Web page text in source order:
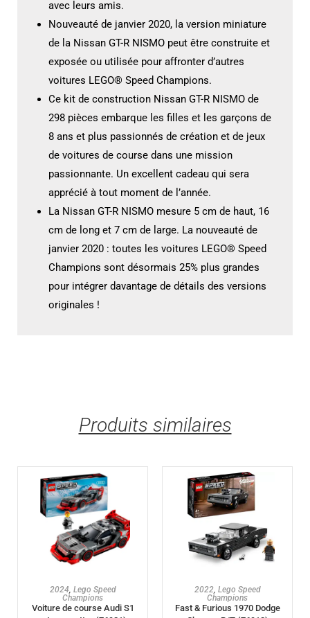
avec leurs amis.
Nouveauté de janvier 2020, la version miniature
de la Nissan GT-R NISMO peut être construite et
exposée ou utilisée pour affronter d’autres
voitures LEGO® Speed Champions.
Ce kit de construction Nissan GT-R NISMO de
298 pièces embarque les filles et les garçons de
8 ans et plus passionnés de création et de jeux
de voitures de course dans une mission
passionnante. Un excellent cadeau qui sera
apprécié à tout moment de l’année.
La Nissan GT-R NISMO mesure 5 cm de haut, 16
cm de long et 7 cm de large. La nouveauté de
janvier 2020 : toutes les voitures LEGO® Speed
Champions sont désormais 25% plus grandes
pour intégrer davantage de détails des versions
originales !
Produits similaires
AJOUTER AU PANIER
2024, Lego Speed
Champions
Voiture de course Audi S1
AJOUTER AU PANIER
2022, Lego Speed
Champions
Fast & Furious 1970 Dodge